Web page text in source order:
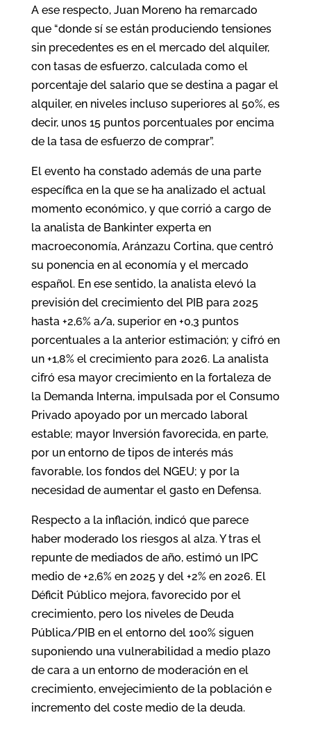
A ese respecto, Juan Moreno ha remarcado
que “donde sí se están produciendo tensiones
sin precedentes es en el mercado del alquiler,
con tasas de esfuerzo, calculada como el
porcentaje del salario que se destina a pagar el
alquiler, en niveles incluso superiores al 50%, es
decir, unos 15 puntos porcentuales por encima
de la tasa de esfuerzo de comprar”.
El evento ha constado además de una parte
específica en la que se ha analizado el actual
momento económico, y que corrió a cargo de
la analista de Bankinter experta en
macroeconomía, Aránzazu Cortina, que centró
su ponencia en al economía y el mercado
español. En ese sentido, la analista elevó la
previsión del crecimiento del PIB para 2025
hasta +2,6% a/a, superior en +0,3 puntos
porcentuales a la anterior estimación; y cifró en
un +1,8% el crecimiento para 2026. La analista
cifró esa mayor crecimiento en la fortaleza de
la Demanda Interna, impulsada por el Consumo
Privado apoyado por un mercado laboral
estable; mayor Inversión favorecida, en parte,
por un entorno de tipos de interés más
favorable, los fondos del NGEU; y por la
necesidad de aumentar el gasto en Defensa.
Respecto a la inflación, indicó que parece
haber moderado los riesgos al alza. Y tras el
repunte de mediados de año, estimó un IPC
medio de +2,6% en 2025 y del +2% en 2026. El
Déficit Público mejora, favorecido por el
crecimiento, pero los niveles de Deuda
Pública/PIB en el entorno del 100% siguen
suponiendo una vulnerabilidad a medio plazo
de cara a un entorno de moderación en el
crecimiento, envejecimiento de la población e
incremento del coste medio de la deuda.